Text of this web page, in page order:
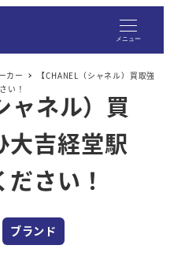
メニュー
カー
【CHANEL（シャネル）買取強
い！
ャネル）買
大吉経堂駅
さい！
カテゴリー
ブランド